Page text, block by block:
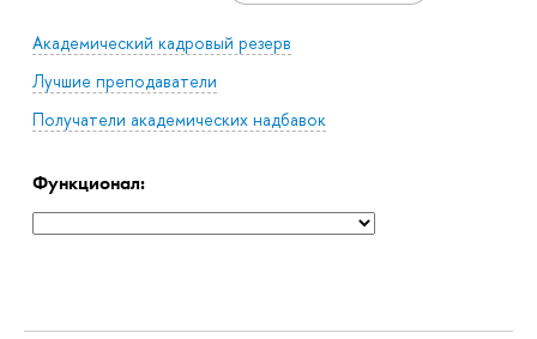
Академический кадровый резерв
Лучшие преподаватели
Получатели академических надбавок
Функционал: